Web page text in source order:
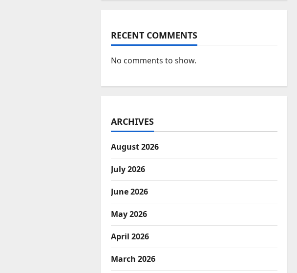
RECENT COMMENTS
No comments to show.
ARCHIVES
August 2026
July 2026
June 2026
May 2026
April 2026
March 2026